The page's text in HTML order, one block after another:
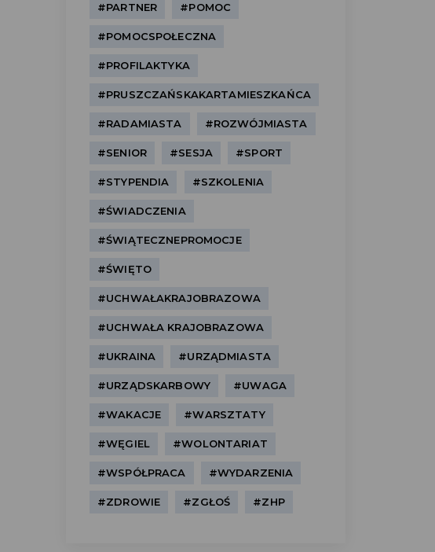
#PARTNER #POMOC
#POMOCSPOŁECZNA
#PROFILAKTYKA
#PRUSZCZAŃSKAKARTAMIESZKAŃCA
#RADAMIASTA #ROZWÓJMIASTA
#SENIOR #SESJA #SPORT
#STYPENDIA #SZKOLENIA
#ŚWIADCZENIA
#ŚWIĄTECZNEPROMOCJE
#ŚWIĘTO
#UCHWAŁAKRAJOBRAZOWA
#UCHWAŁA KRAJOBRAZOWA
#UKRAINA #URZĄDMIASTA
#URZĄDSKARBOWY #UWAGA
#WAKACJE #WARSZTATY
#WĘGIEL #WOLONTARIAT
#WSPÓŁPRACA #WYDARZENIA
#ZDROWIE #ZGŁOŚ #ZHP